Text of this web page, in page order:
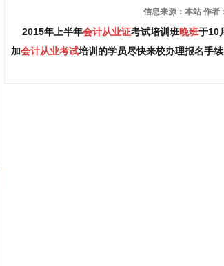
信息来源：本站 作
2015年上半年会计从业证考试培训班晚班于10
加会计从业考试培训的学员尽快来校办理报名手